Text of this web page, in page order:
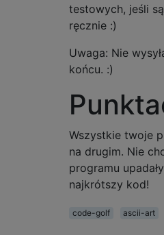
**  **
***
*  **
------
****
*  *
***
------
**
*  *
testowych, jeśli
ręcznie :)
Uwaga: Nie
końcu. :)
Wszystkie twoje
na drugim. Nie
programu
najkrótszy kod!
code-golf ascii-art